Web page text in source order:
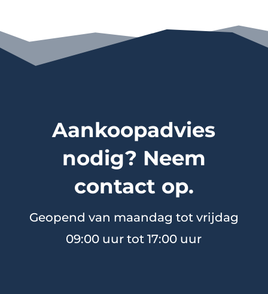
Aankoopadvies
nodig? Neem
contact op.
Geopend van maandag tot vrijdag
09:00 uur tot 17:00 uur